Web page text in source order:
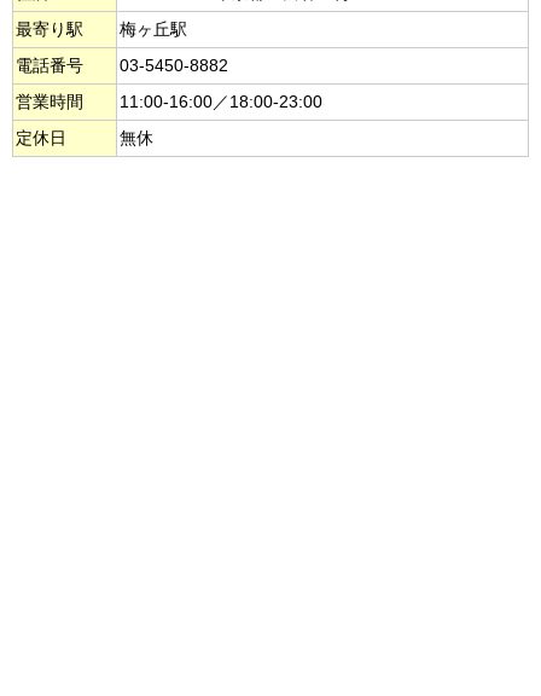
最寄り駅
梅ヶ丘駅
電話番号
03-5450-8882
営業時間
11:00-16:00／18:00-23:00
定休日
無休